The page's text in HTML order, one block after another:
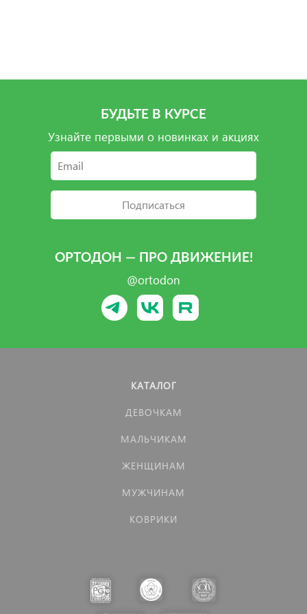
БУДЬТЕ В КУРСЕ
Узнайте первыми о новинках и акциях
Подписаться
ОРТОДОН — ПРО ДВИЖЕНИЕ!
@ortodon
КАТАЛОГ
ДЕВОЧКАМ
МАЛЬЧИКАМ
ЖЕНЩИНАМ
МУЖЧИНАМ
КОВРИКИ